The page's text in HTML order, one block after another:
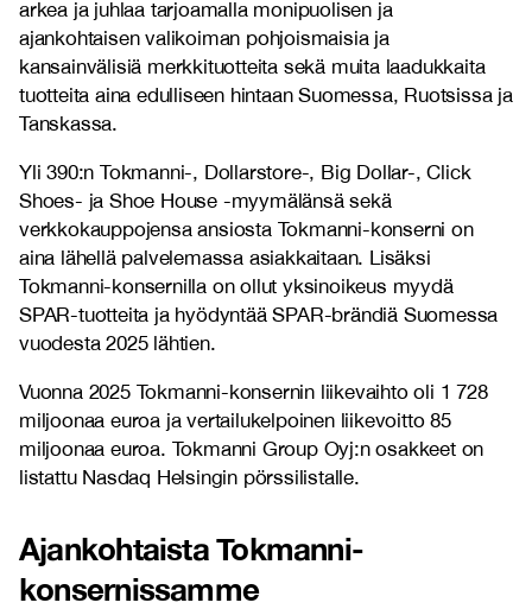
arkea ja juhlaa tarjoamalla monipuolisen ja
ajankohtaisen valikoiman pohjoismaisia ja
kansainvälisiä merkkituotteita sekä muita laadukkaita
tuotteita aina edulliseen hintaan Suomessa, Ruotsissa ja
Tanskassa.
Yli 390:n Tokmanni-, Dollarstore-, Big Dollar-, Click
Shoes- ja Shoe House -myymälänsä sekä
verkkokauppojensa ansiosta Tokmanni-konserni on
aina lähellä palvelemassa asiakkaitaan. Lisäksi
Tokmanni-konsernilla on ollut yksinoikeus myydä
SPAR-tuotteita ja hyödyntää SPAR-brändiä Suomessa
vuodesta 2025 lähtien.
Vuonna 2025 Tokmanni-konsernin liikevaihto oli 1 728
miljoonaa euroa ja vertailukelpoinen liikevoitto 85
miljoonaa euroa. Tokmanni Group Oyj:n osakkeet on
listattu Nasdaq Helsingin pörssilistalle.
Ajankohtaista Tokmanni-
konsernissamme